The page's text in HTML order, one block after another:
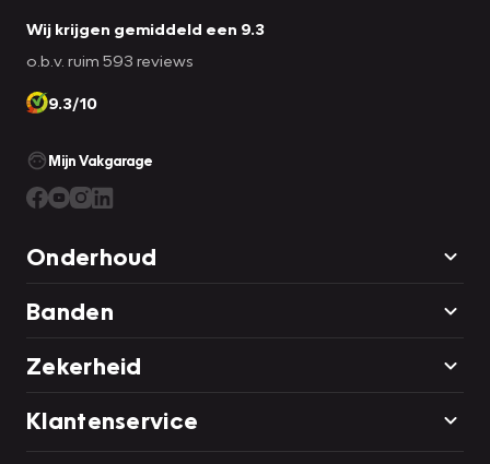
Wij krijgen gemiddeld een 9.3
o.b.v. ruim 593 reviews
9.3/10
Mijn Vakgarage
Onderhoud
Banden
Zekerheid
Klantenservice